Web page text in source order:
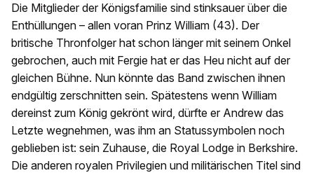
Die Mitglieder der Königsfamilie sind stinksauer über die
Enthüllungen – allen voran Prinz William (43). Der
britische Thronfolger hat schon länger mit seinem Onkel
gebrochen, auch mit Fergie hat er das Heu nicht auf der
gleichen Bühne. Nun könnte das Band zwischen ihnen
endgültig zerschnitten sein. Spätestens wenn William
dereinst zum König gekrönt wird, dürfte er Andrew das
Letzte wegnehmen, was ihm an Statussymbolen noch
geblieben ist: sein Zuhause, die Royal Lodge in Berkshire.
Die anderen royalen Privilegien und militärischen Titel sind